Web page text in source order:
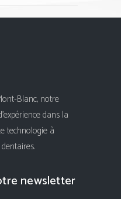
Blanc, notre
dans la
technologie à
newsletter